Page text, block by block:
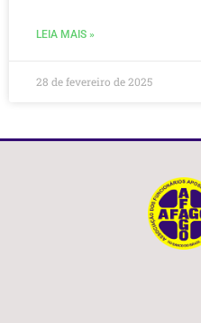
LEIA MAIS »
28 de fevereiro de 2025